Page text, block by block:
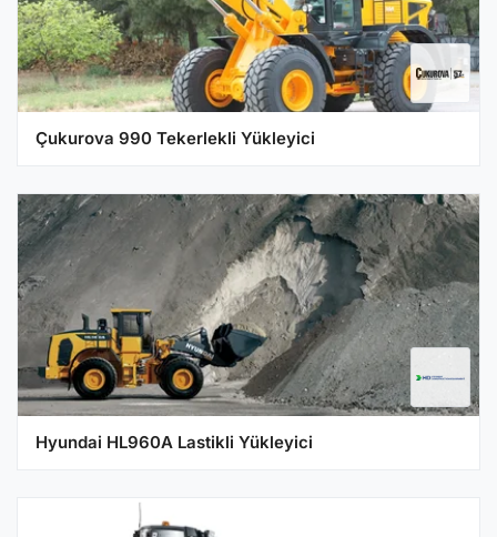
Çukurova 990 Tekerlekli Yükleyici
Hyundai HL960A Lastikli Yükleyici